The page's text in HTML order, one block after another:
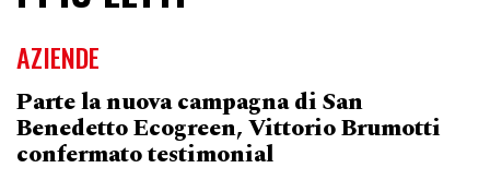
AZIENDE
Parte la nuova campagna di San
Benedetto Ecogreen, Vittorio Brumotti
confermato testimonial